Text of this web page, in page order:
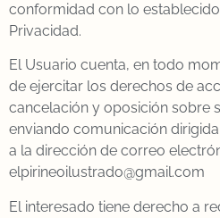
conformidad con lo
Privacidad.
El Usuario cuenta, en todo
de ejercitar los derechos de
cancelación y oposición sobre
enviando comunicación
a la dirección de correo
elpirineoilustrado@gmail.com
El interesado tiene derecho a